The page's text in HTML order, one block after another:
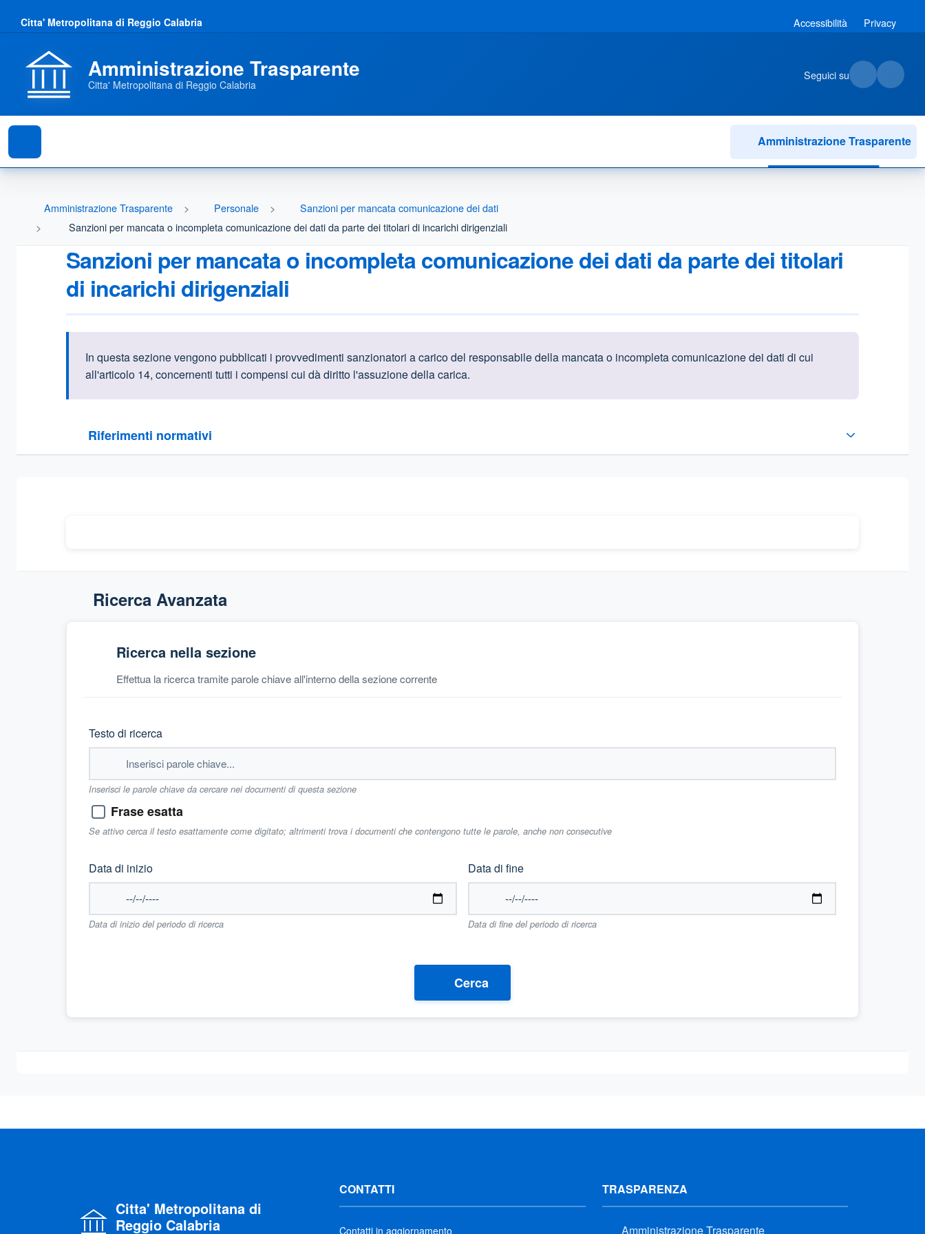
Citta' Metropolitana di Reggio Calabria Accessibilità Privacy
Amministrazione Trasparente
Citta' Metropolitana di Reggio Calabria
Seguici su
Amministrazione Trasparente
Amministrazione Trasparente Personale
Sanzioni per mancata comunicazione dei dati
Sanzioni per mancata o incompleta comunicazione dei dati da parte dei titolari di incarichi dirigenziali
Sanzioni per mancata o incompleta comunicazione dei dati da parte dei titolari
di incarichi dirigenziali
Informazioni introduttive
In questa sezione vengono pubblicati i provvedimenti sanzionatori a carico del responsabile della mancata o incompleta comunicazione dei dati di cui
all'articolo 14, concernenti tutti i compensi cui dà diritto l'assuzione della carica.
Riferimenti normativi
Sezione compressa
Ricerca Avanzata
Ricerca nella sezione
Effettua la ricerca tramite parole chiave all'interno della sezione corrente
Testo di ricerca
Inserisci le parole chiave da cercare nei documenti di questa sezione
Frase esatta
Se attivo cerca il testo esattamente come digitato; altrimenti trova i documenti che contengono tutte le parole, anche non consecutive
Data di inizio
Data di inizio del periodo di ricerca
Data di fine
Data di fine del periodo di ricerca
Cerca
Citta' Metropolitana di
Reggio Calabria
CONTATTI
Contatti in aggiornamento
TRASPARENZA
Amministrazione Trasparente